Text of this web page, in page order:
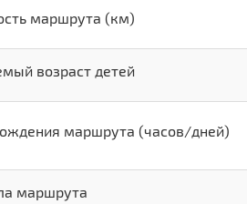
маршрута (км)
возраст детей
маршрута (часов/дней)
маршрута